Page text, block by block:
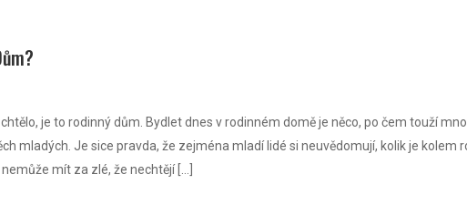
je to rodinný dům. Bydlet dnes v rodinném domě je něco, po čem touží
mladých. Je sice pravda, že zejména mladí lidé si neuvědomují, kolik je kolem
mít za zlé, že nechtějí […]